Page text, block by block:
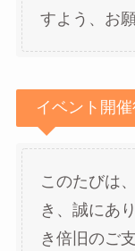
すよう、お
イベント開
このたびは
き、誠にあ
き倍旧のご